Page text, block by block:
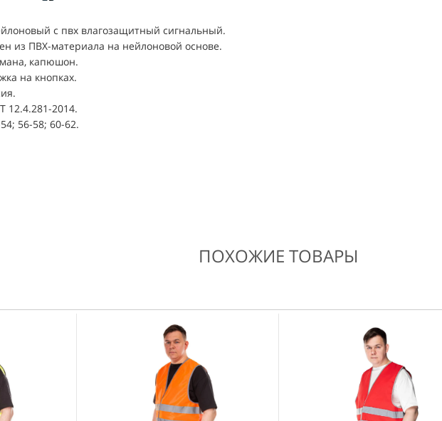
с пвх влагозащитный сигнальный.
из ПВХ-материала на нейлоновой основе.
капюшон.
на кнопках.
12.4.281-2014.
56-58; 60-62.
ПОХОЖИЕ ТОВАРЫ